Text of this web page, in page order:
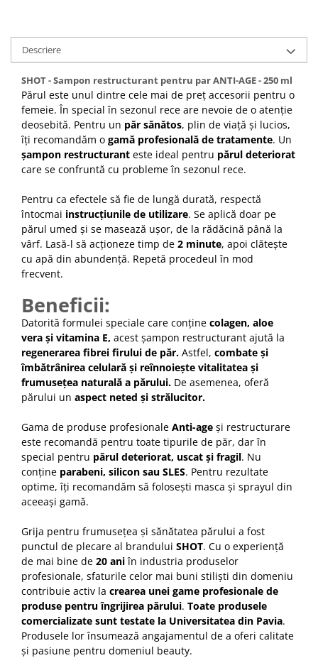
Descriere
SHOT - Sampon restructurant pentru par ANTI-AGE - 250 ml
Părul este unul dintre cele mai de preț accesorii pentru o
femeie. În special în sezonul rece are nevoie de o atenție
deosebită. Pentru un păr sănătos, plin de viață și lucios,
îți recomandăm o gamă profesională de tratamente. Un
șampon restructurant este ideal pentru părul deteriorat
care se confruntă cu probleme în sezonul rece.
Pentru ca efectele să fie de lungă durată, respectă
întocmai instrucțiunile de utilizare. Se aplică doar pe
părul umed și se masează ușor, de la rădăcină până la
vârf. Lasă-l să acționeze timp de 2 minute, apoi clătește
cu apă din abundență. Repetă procedeul în mod
frecvent.
Beneficii:
Datorită formulei speciale care conține colagen, aloe
vera și vitamina E, acest șampon restructurant ajută la
regenerarea fibrei firului de păr. Astfel, combate și
îmbătrânirea celulară și reînnoiește vitalitatea și
frumusețea naturală a părului. De asemenea, oferă
părului un aspect neted și strălucitor.
Gama de produse profesionale Anti-age și restructurare
este recomandă pentru toate tipurile de păr, dar în
special pentru părul deteriorat, uscat și fragil. Nu
conține parabeni, silicon sau SLES. Pentru rezultate
optime, îți recomandăm să folosești masca și sprayul din
aceeași gamă.
Grija pentru frumusețea și sănătatea părului a fost
punctul de plecare al brandului SHOT. Cu o experiență
de mai bine de 20 aniîn industria produselor
profesionale, sfaturile celor mai buni stiliști din domeniu
contribuie activ la crearea unei game profesionale de
produse pentru îngrijirea părului. Toate produsele
comercializate sunt testate la Universitatea din Pavia.
Produsele lor însumează angajamentul de a oferi calitate
și pasiune pentru domeniul beauty.